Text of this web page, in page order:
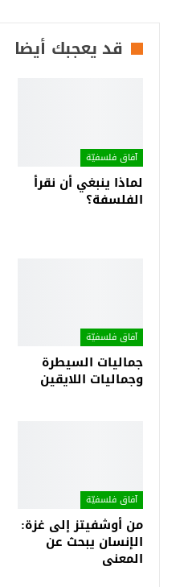
قد يعجبك أيضا
آفاق فلسفيّة‎
لماذا ينبغي أن نقرأ
الفلسفة؟
آفاق فلسفيّة‎
جماليات السيطرة
وجماليات اللايقين
آفاق فلسفيّة‎
من أوشفيتز إلى غزة:
الإنسان يبحث عن
المعنى